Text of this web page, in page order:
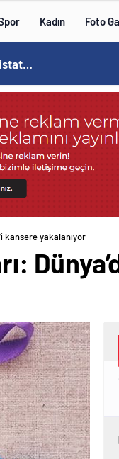
Kadın Foto
Cristiano Ronaldo’nun akıllara zarar tüm kariyerinin istatistiğini çıkardık !
kansere yakalanıyor